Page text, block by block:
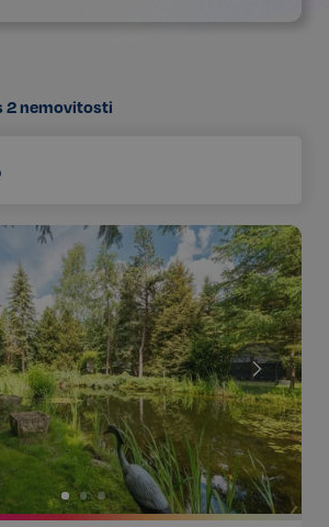
2nemovitosti